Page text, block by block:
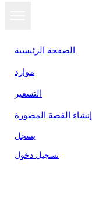
الصفحة الرئيسية
موارد
التسعير
إنشاء القصة المصورة
يسجل
تسجيل دخول